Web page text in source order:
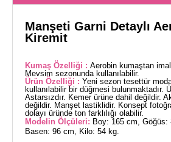
Manşeti Garni Detaylı
Kiremit
Kumaş Özelliği : Aerobin kumaştan
Mevsim sezonunda kullanılabilir.
Ürün Özelliği : Yeni sezon tesettür
kullanılabilir bir düğmesi bulunmaktadır.
Astarsızdır. Kemer ürüne dahil değildir.
değildir. Manşet lastiklidir. Konsept
dolayı üründe ton farklılığı olabilir.
Modelin Ölçüleri: Boy: 165 cm,
Basen: 96 cm, Kilo: 54 kg.